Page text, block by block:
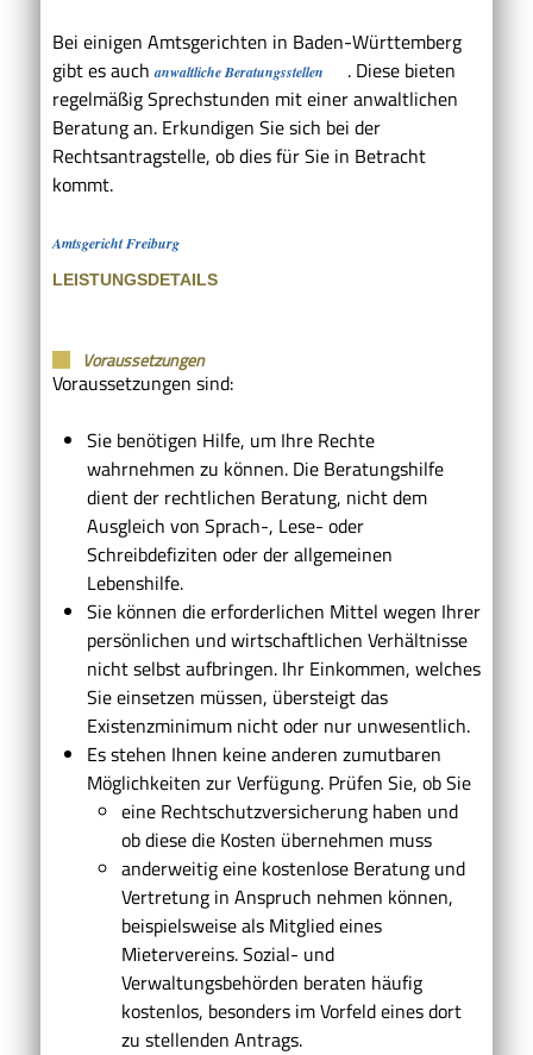
Bei einigen Amtsgerichten in Baden-Württemberg
gibt es auchanwaltliche Beratungsstellen
. Diese bieten
regelmäßig Sprechstunden mit einer anwaltlichen
Beratung an. Erkundigen Sie sich bei der
Rechtsantragstelle, ob dies für Sie in Betracht
kommt.
Amtsgericht Freiburg
LEISTUNGSDETAILS
Voraussetzungen
Voraussetzungen sind:
Sie benötigen Hilfe, um Ihre Rechte
wahrnehmen zu können.Die Beratungshilfe
dient der rechtlichen Beratung, nicht dem
Ausgleich von Sprach-, Lese- oder
Schreibdefiziten oder der allgemeinen
Lebenshilfe.
Sie können die erforderlichen Mittel wegen Ihrer
persönlichen und wirtschaftlichen Verhältnisse
nicht selbst aufbringen.Ihr Einkommen, welches
Sie einsetzen müssen, übersteigt das
Existenzminimum nicht oder nur unwesentlich.
Es stehen Ihnen keine anderen zumutbaren
Möglichkeiten zur Verfügung.Prüfen Sie, ob Sie
eine Rechtschutzversicherung haben und
ob diese die Kosten übernehmen muss
anderweitig eine kostenlose Beratung und
Vertretung in Anspruch nehmen können,
beispielsweise als Mitglied eines
Mietervereins. Sozial- und
Verwaltungsbehörden beraten häufig
kostenlos, besonders im Vorfeld eines dort
zu stellenden Antrags.